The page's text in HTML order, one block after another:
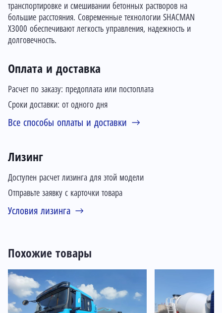
Оплата и доставка
Расчет по заказу: предоплата или постоплата
Сроки доставки: от одного дня
Все способы оплаты и доставки
Лизинг
Доступен расчет лизинга для этой модели
Отправьте заявку с карточки товара
Условия лизинга
транспортировке и смешивании бетонных растворов на
большие расстояния. Современные технологии SHACMAN
X3000 обеспечивают легкость управления, надежность и
долговечность.
Похожие товары